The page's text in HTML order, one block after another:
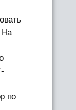
На
по